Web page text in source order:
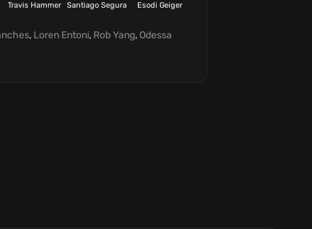
Travis Hammer Santiago Segura Esodi Geiger
, Loren Entoni, Rob Yang, Odessa